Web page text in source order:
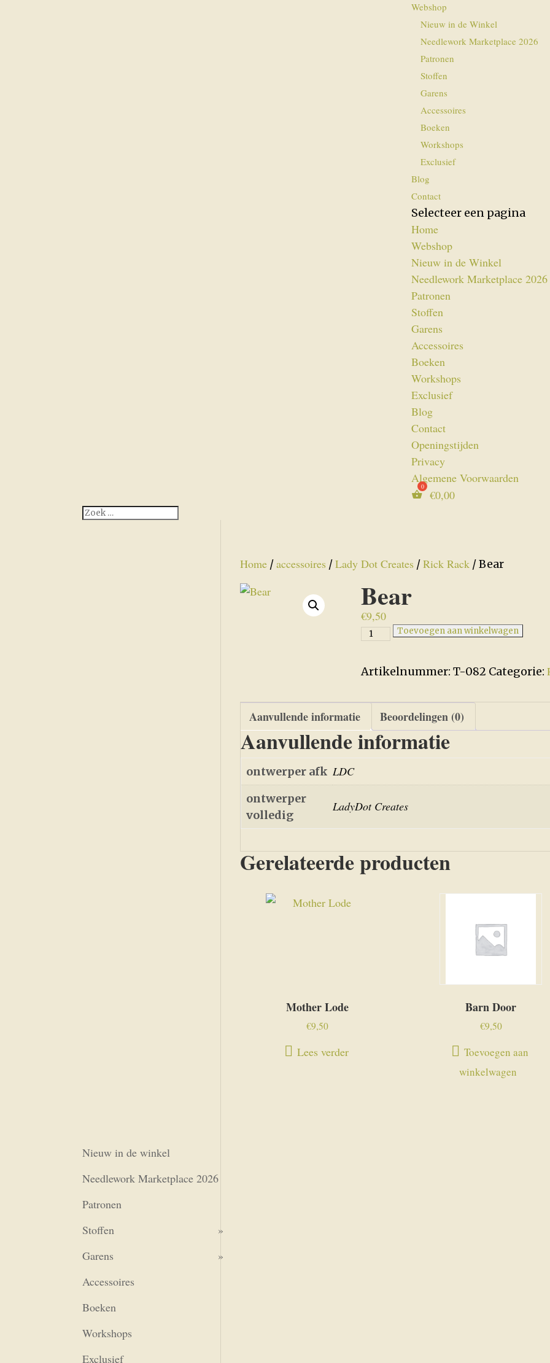
Webshop
Nieuw in de Winkel
Needlework Marketplace 2026
Patronen
Stoffen
Garens
Accessoires
Boeken
Workshops
Exclusief
Blog
Contact
Selecteer een pagina
Home
Webshop
Nieuw in de Winkel
Needlework Marketplace 2026
Patronen
Stoffen
Garens
Accessoires
Boeken
Workshops
Exclusief
Blog
Contact
Openingstijden
Privacy
Algemene Voorwaarden
€0,00
Home /accessoires /Lady Dot Creates /Rick Rack / Bear
Bear
€9,50
Bear
Toevoegen aan winkelwagen
Artikelnummer: T-082 Categorie:
Aanvullende informatie Beoordelingen (0)
Aanvullende informatie
ontwerper afk LDC
ontwerper
volledig
LadyDot Creates
Gerelateerde producten
Mother Lode
€9,50
Lees verder
Barn Door
€9,50
Toevoegen aan
winkelwagen
Nieuw in de winkel
Needlework Marketplace 2026
Patronen
Stoffen
Garens
Accessoires
Boeken
Workshops
Exclusief